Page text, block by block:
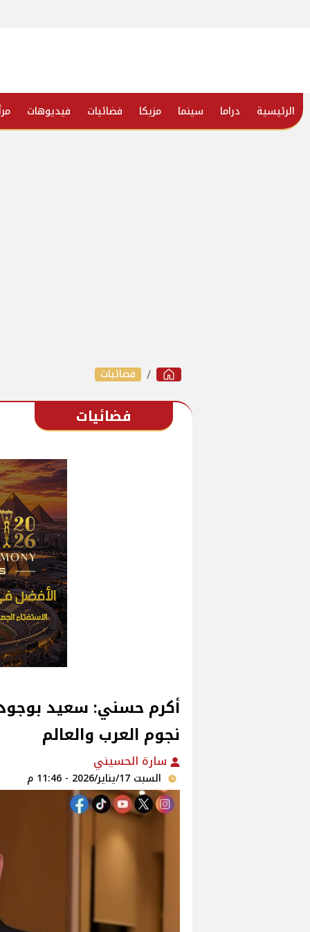
الرئيسية دراما سينما مزيكا فضائيات فيديوهات
فضائيات
فضائيات
نجوم العرب والعالم
سارة الحسيني
السبت 17/يناير/2026 - 11:46 م